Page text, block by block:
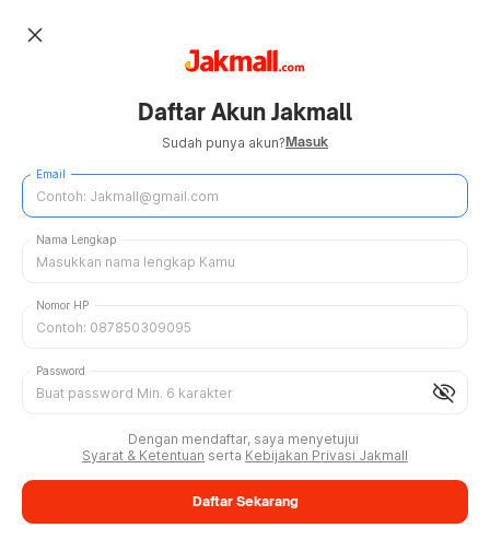
close
Daftar Akun Jakmall
Sudah punya akun?Masuk
Email
Nama Lengkap
Nomor HP
visibility_off
Password
Dengan mendaftar, saya menyetujui
Syarat & Ketentuan serta Kebijakan Privasi Jakmall
Daftar Sekarang